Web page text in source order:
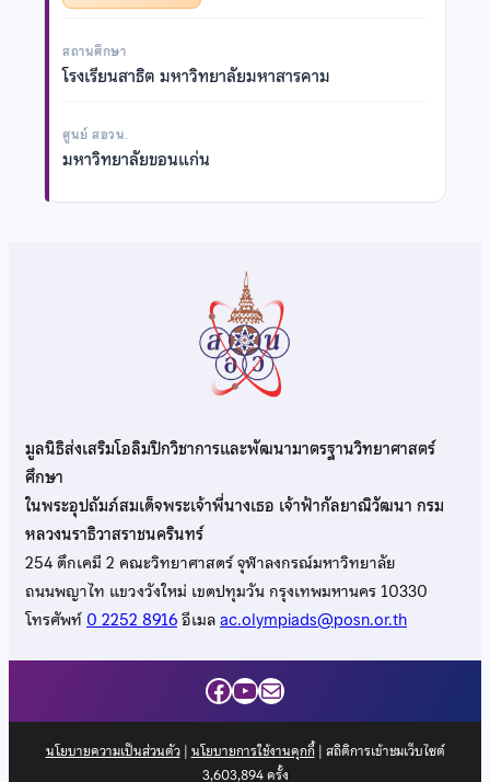
สถานศึกษา
โรงเรียนสาธิต มหาวิทยาลัยมหาสารคาม
ศูนย์ สอวน.
มหาวิทยาลัยขอนแก่น
มูลนิธิส่งเสริมโอลิมปิกวิชาการและพัฒนามาตรฐานวิทยาศาสตร์
ศึกษา
ในพระอุปถัมภ์สมเด็จพระเจ้าพี่นางเธอ เจ้าฟ้ากัลยาณิวัฒนา กรม
หลวงนราธิวาสราชนครินทร์
254 ตึกเคมี 2 คณะวิทยาศาสตร์ จุฬาลงกรณ์มหาวิทยาลัย
ถนนพญาไท แขวงวังใหม่ เขตปทุมวัน กรุงเทพมหานคร 10330
โทรศัพท์0 2252 8916อีเมลac.olympiads@posn.or.th
Facebook
YouTube
Mail
นโยบายความเป็นส่วนตัว| นโยบายการใช้งานคุกกี้| สถิติการเข้าชมเว็บไซต์
3,603,894ครั้ง